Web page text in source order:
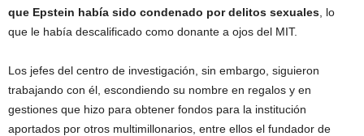
que Epstein había sido condenado por delitos sexuales , lo
que le había descalificado como donante a ojos del MIT.
Los jefes del centro de investigación, sin embargo, siguieron
trabajando con él, escondiendo su nombre en regalos y en
gestiones que hizo para obtener fondos para la institución
aportados por otros multimillonarios, entre ellos el fundador de